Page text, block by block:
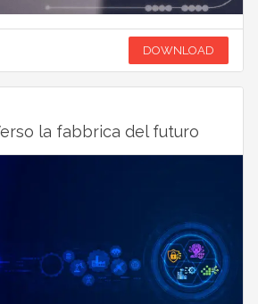
DOWNLOAD
la fabbrica del futuro